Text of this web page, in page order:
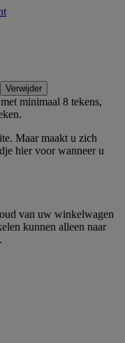
Verwijder
minimaal 8 tekens,
Maar maakt u zich
hier voor wanneer u
van uw winkelwagen
kunnen alleen naar